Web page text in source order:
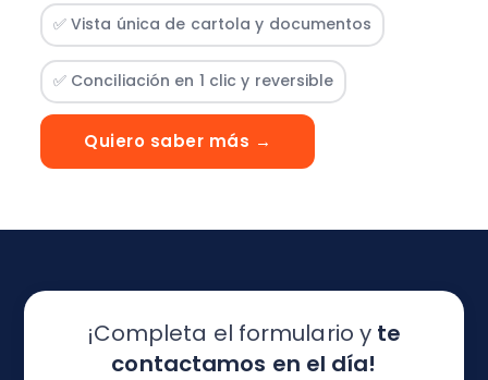
✅ Vista única de cartola y documentos
✅ Conciliación en 1 clic y reversible
Quiero saber más →
¡Completa el formulario y te
contactamos en el día!